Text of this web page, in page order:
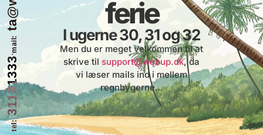
Vi er en lille lokal virksomhed placeret i
Jyllinge ved Roskilde. Vi har arbejdet med
hjemmesider og webshops siden 2010, og
har lavet løsninger fra små visitkort-
tel:
31131333
·
mail:
ferie
I ugerne 30, 31 og 32
Men du er meget velkommen til at
skrive til support@webup.dk, da
vi læser mails ind i mellem
regnbygerne…